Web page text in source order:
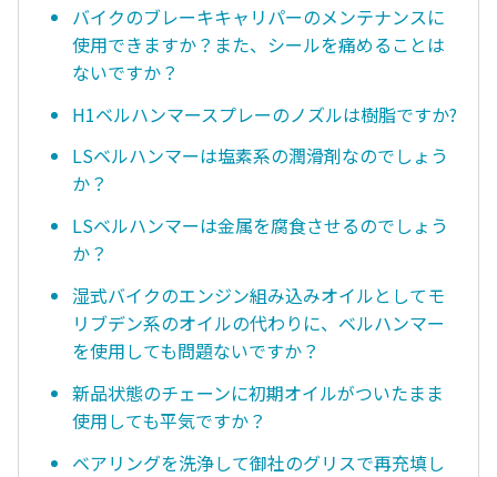
バイクのブレーキキャリパーのメンテナンスに
使用できますか？また、シールを痛めることは
ないですか？
H1ベルハンマースプレーのノズルは樹脂ですか?
LSベルハンマーは塩素系の潤滑剤なのでしょう
か？
LSベルハンマーは金属を腐食させるのでしょう
か？
湿式バイクのエンジン組み込みオイルとしてモ
リブデン系のオイルの代わりに、ベルハンマー
を使用しても問題ないですか？
新品状態のチェーンに初期オイルがついたまま
使用しても平気ですか？
ベアリングを洗浄して御社のグリスで再充填し